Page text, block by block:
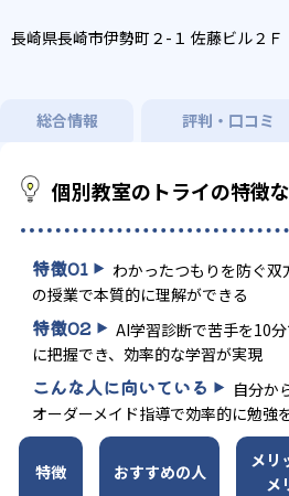
長崎県長崎市伊勢町２-１ 佐藤ビル２Ｆ
総合情報 評判・口コミ
個別教室のトライの特徴
特徴01
わかったつもりを防ぐ
の授業で本質的に理解ができる
特徴02
AI学習診断で苦手を10
に把握でき、効率的な学習が実現
こんな人に向いている
自分か
オーダーメイド指導で効率的に勉強
特徴 おすすめの人
メリ
メ